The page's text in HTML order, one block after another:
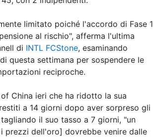
limitato poiché l'accordo di Fase 1
al rischio", afferma l'ultima
di INTL FCStone, esaminando
questa settimana per sospendere le
reciproche.
China ieri che ha ridotto la sua
a 14 giorni dopo aver sorpreso gli
il suo tasso a 7 giorni, "un
prezzi dell'oro] dovrebbe venire dalle